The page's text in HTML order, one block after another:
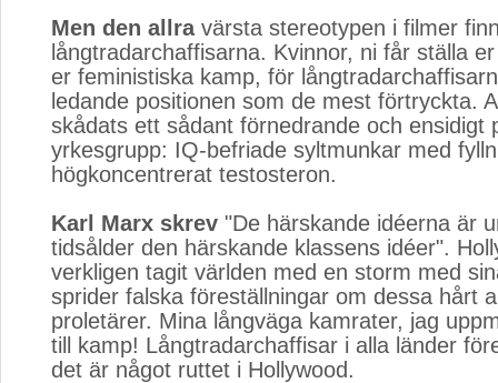
Men den allravärsta stereotypen i filmer
långtradarchaffisarna. Kvinnor, ni får ställa
er feministiska kamp, för
ledande positionen som de mest förtryckta.
skådats ett sådant förnedrande och ensidigt
yrkesgrupp: IQ-befriade syltmunkar med
högkoncentrerat testosteron.
Karl Marx skrev "De härskande idéerna är
tidsålder den härskande klassens idéer".
verkligen tagit världen med en storm med
sprider falska föreställningar om dessa hårt
proletärer. Mina långväga kamrater, jag
till kamp! Långtradarchaffisar i alla länder
det är något ruttet i Hollywood.